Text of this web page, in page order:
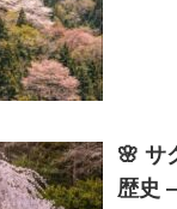
🌸 サ
歴史